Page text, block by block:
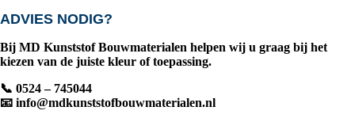
ADVIES NODIG?
Bij MD Kunststof Bouwmaterialen helpen wij u graag bij het
kiezen van de juiste kleur of toepassing.
📞 0524 – 745044
📧 info@mdkunststofbouwmaterialen.nl